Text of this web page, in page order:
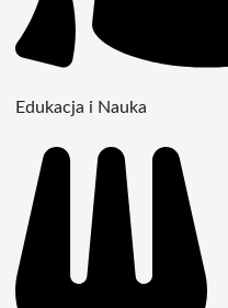
Edukacja i Nauka